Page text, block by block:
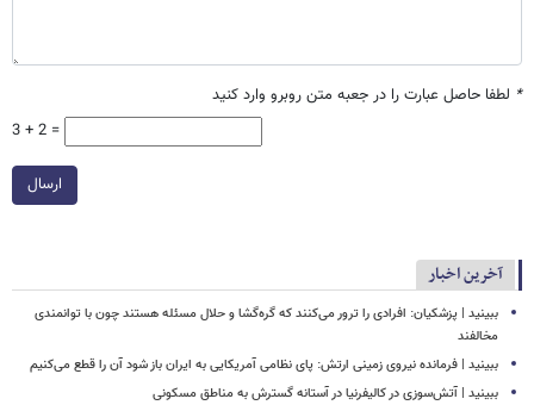
* لطفا حاصل عبارت را در جعبه متن روبرو وارد کنید
3 + 2 =
ارسال
آخرین اخبار
ببینید | پزشکیان: افرادی را ترور می‌کنند که گره‌گشا و حلال مسئله هستند چون با توانمندی
مخالفند
ببینید | فرمانده نیروی زمینی ارتش: پای نظامی آمریکایی به ایران باز شود آن را قطع می‌کنیم
ببینید | آتش‌سوزی در کالیفرنیا در آستانه گسترش به مناطق مسکونی